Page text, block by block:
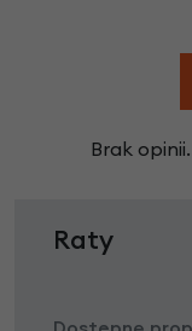
Brak
Raty